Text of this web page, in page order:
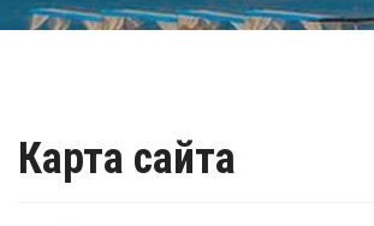
Карта сайта